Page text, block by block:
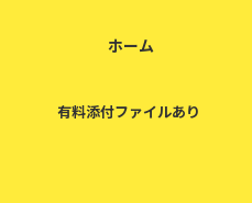
ホーム
有料添付ファイルあり